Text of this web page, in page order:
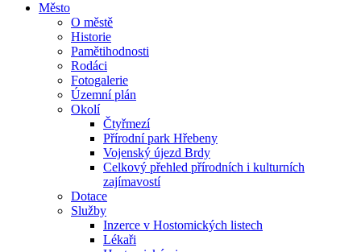
Město
O městě
Historie
Pamětihodnosti
Rodáci
Fotogalerie
Územní plán
Okolí
Čtyřmezí
Přírodní park Hřebeny
Vojenský újezd Brdy
Celkový přehled přírodních i kulturních
zajímavostí
Dotace
Služby
Inzerce v Hostomických listech
Lékaři